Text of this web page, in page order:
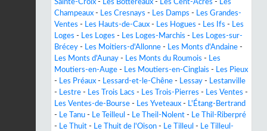
Sainte-Croix - Les Bottereaux - Les Cent-Acres - Les
Champeaux - Les Cresnays - Les Damps - Les Grandes-
Ventes - Les Hauts-de-Caux - Les Hogues - Les Ifs - Les
Loges - Les Loges - Les Loges-Marchis - Les Loges-sur-
Brécey - Les Moitiers-d'Allonne - Les Monts d'Andaine -
Les Monts d'Aunay - Les Monts du Roumois - Les
Moutiers-en-Auge - Les Moutiers-en-Cinglais - Les Pieux
- Les Préaux - Lessard-et-le-Chêne - Lessay - Lestanville
- Lestre - Les Trois Lacs - Les Trois-Pierres - Les Ventes -
Les Ventes-de-Bourse - Les Yveteaux - L'Étang-Bertrand
- Le Tanu - Le Teilleul - Le Theil-Nolent - Le Thil-Riberpré
- Le Thuit - Le Thuit de l'Oison - Le Tilleul - Le Tilleul-